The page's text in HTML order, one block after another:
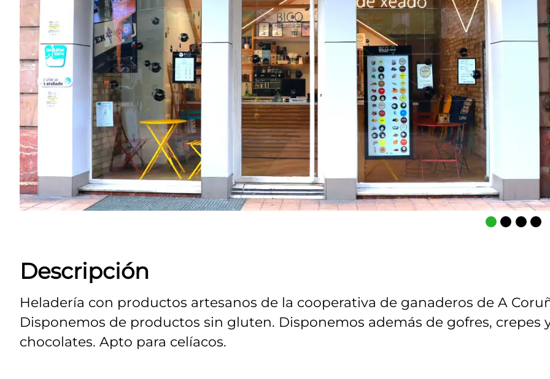
Descripción
Heladería con productos artesanos de la cooperativa de ganaderos de A
Disponemos de productos sin gluten. Disponemos además de gofres, crepes
chocolates. Apto para celíacos.